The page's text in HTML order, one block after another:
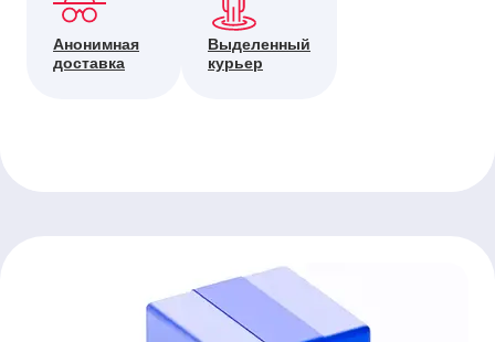
Анонимная
доставка
Выделенный
курьер